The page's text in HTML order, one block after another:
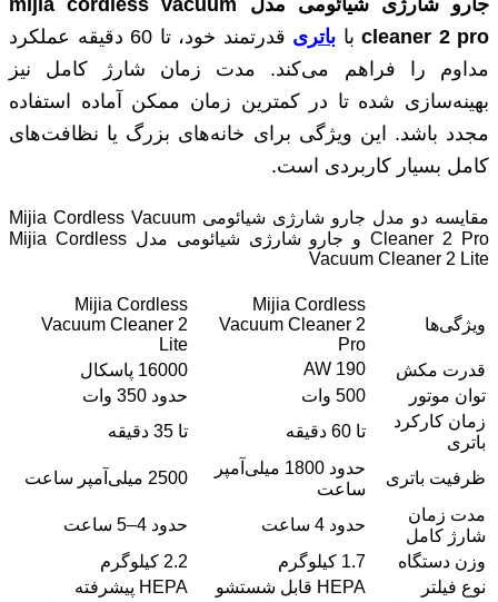
cleaner 2 pro با باتری
قدرتمند خود، تا 60 دقیقه عملکرد
مداوم را فراهم می‌کند. مدت زمان شارژ کامل نیز
بهینه‌سازی شده تا در کمترین زمان ممکن آماده استفاده
مجدد باشد. این ویژگی برای خانه‌های بزرگ یا نظافت‌های
کامل بسیار کاربردی است.
مقایسه دو مدل جارو شارژی شیائومی Mijia Cordless Vacuum
Cleaner 2 Pro و جارو شارژی شیائومی مدل Mijia Cordless
Vacuum Cleaner 2 Lite
ویژگی‌ها
Mijia Cordless
Vacuum Cleaner 2
Pro
Mijia Cordless
Vacuum Cleaner 2
Lite
قدرت مکش
190 AW
16000 پاسکال
توان موتور
500 وات
حدود 350 وات
زمان کارکرد
باتری
تا 60 دقیقه تا 35 دقیقه
ظرفیت باتری
حدود 1800 میلی‌آمپر
ساعت
2500 میلی‌آمپر ساعت
مدت زمان
شارژ کامل
حدود 4 ساعت
حدود 4–5 ساعت
وزن دستگاه
1.7 کیلوگرم
2.2 کیلوگرم
نوع فیلتر
HEPA قابل شستشو
HEPA پیشرفته